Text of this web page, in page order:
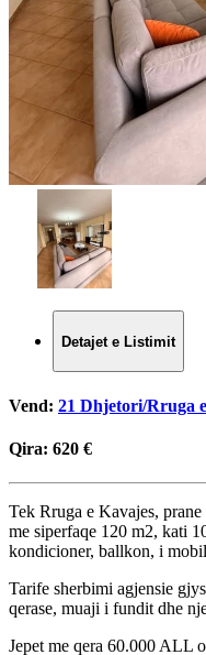
Detajet e Listimit
Vend: 21 Dhjetori/Rruga
Qira: 620 €
Tek Rruga e Kavajes,
me siperfaqe 120 m2, kati
kondicioner, ballkon, i
Tarife sherbimi agjensie
qerase, muaji i fundit dhe
Jepet me qera 60.000 ALL